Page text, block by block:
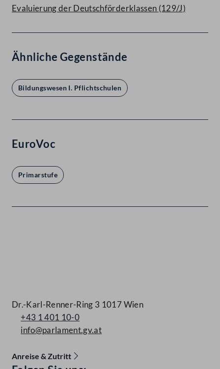
Evaluierung der Deutschförderklassen (129/J)
Ähnliche Gegenstände
Bildungswesen I. Pflichtschulen
EuroVoc
Primarstufe
Dr.-Karl-Renner-Ring 3 1017 Wien
+43 1 401 10-0
info@parlament.gv.at
Anreise & Zutritt